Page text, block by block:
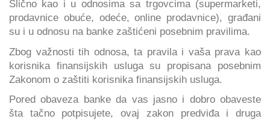
Slično kao i u odnosima sa trgovcima (supermarketi,
prodavnice obuće, odeće, online prodavnice), građani
su i u odnosu na banke zaštićeni posebnim pravilima.
Zbog važnosti tih odnosa, ta pravila i vaša prava kao
korisnika finansijskih usluga su propisana posebnim
Zakonom o zaštiti korisnika finansijskih usluga.
Pored obaveza banke da vas jasno i dobro obaveste
šta tačno potpisujete, ovaj zakon predviđa i druga